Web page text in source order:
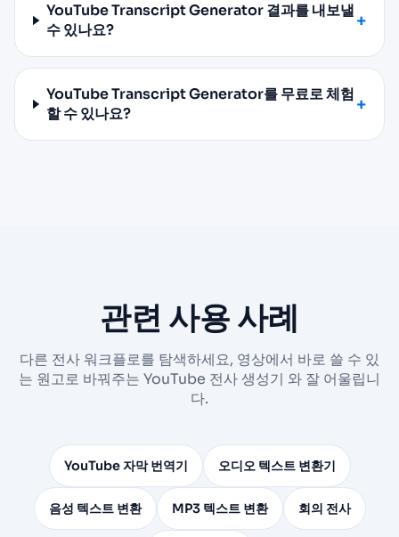
YouTube Transcript Generator 결과를 내보낼
수 있나요?
YouTube Transcript Generator를 무료로 체험
할 수 있나요?
관련 사용 사례
다른 전사 워크플로를 탐색하세요, 영상에서 바로 쓸 수 있
는 원고로 바꿔주는 YouTube 전사 생성기 와 잘 어울립니
다.
YouTube 자막 번역기 오디오 텍스트 변환기
음성 텍스트 변환 MP3 텍스트 변환 회의 전사